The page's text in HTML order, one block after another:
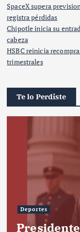
SpaceX supera
registra pérdidas
Chipotle inicia su
cabeza
HSBC reinicia
trimestrales
Te lo Perdiste
Deportes